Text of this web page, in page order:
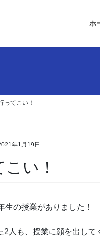
ホ
ってこい！
年1月19日
い！
生の授業がありました！
人も、授業に顔を出して